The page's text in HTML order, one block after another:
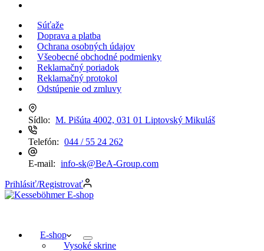
Súťaže
Doprava a platba
Ochrana osobných údajov
Všeobecné obchodné podmienky
Reklamačný poriadok
Reklamačný protokol
Odstúpenie od zmluvy
Sídlo: M. Pišúta 4002, 031 01 Liptovský Mikuláš
Telefón: 044 / 55 24 262
E-mail: info-sk@BeA-Group.com
Prihlásiť/Registrovať
E-shop
Vysoké skrine